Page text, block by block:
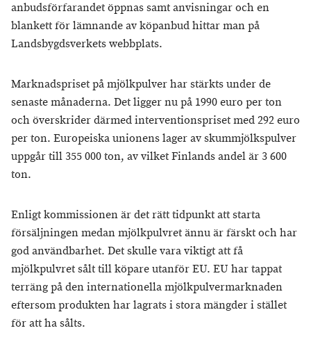
anbudsförfarandet öppnas samt anvisningar och en
blankett för lämnande av köpanbud hittar man på
Landsbygdsverkets webbplats.
Marknadspriset på mjölkpulver har stärkts under de
senaste månaderna. Det ligger nu på 1990 euro per ton
och överskrider därmed interventionspriset med 292 euro
per ton. Europeiska unionens lager av skummjölkspulver
uppgår till 355 000 ton, av vilket Finlands andel är 3 600
ton.
Enligt kommissionen är det rätt tidpunkt att starta
försäljningen medan mjölkpulvret ännu är färskt och har
god användbarhet. Det skulle vara viktigt att få
mjölkpulvret sålt till köpare utanför EU. EU har tappat
terräng på den internationella mjölkpulvermarknaden
eftersom produkten har lagrats i stora mängder i stället
för att ha sålts.